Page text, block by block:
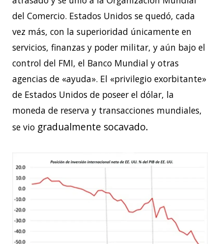
del Comercio. Estados Unidos se quedó, cada
vez más, con la superioridad únicamente en
servicios, finanzas y poder militar, y aún bajo el
control del FMI, el Banco Mundial y otras
agencias de «ayuda». El «privilegio exorbitante»
de Estados Unidos de poseer el dólar, la
moneda de reserva y transacciones mundiales,
se vio gradualmente socavado.